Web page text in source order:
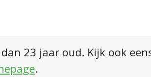
23 jaar oud. Kijk ook
.